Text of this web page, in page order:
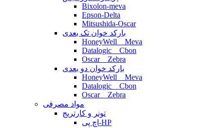
Bixolon-meva
Epson-Delta
Mitsushida-Oscar
بارکد خوان تک بعدی
HoneyWell _ Meva
Datalogic _ Cbon
Oscar _ Zebra
بارکد خوان دو بعدی
HoneyWell _ Meva
Datalogic _ Cbon
Oscar _ Zebra
مواد مصرفی
تونر و کارتریج
اچ پی-HP